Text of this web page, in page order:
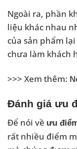
Ngoài ra, phần
liệu khác nhau
của sản phẩm
chưa làm khách
>>> Xem thêm:
Đánh giá ưu
Để nói về ưu
rất nhiều điểm